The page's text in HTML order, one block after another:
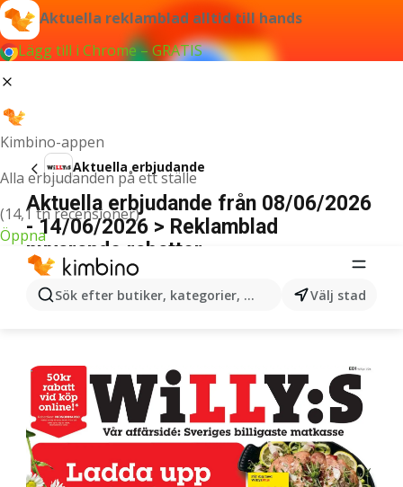
Aktuella reklamblad alltid till hands
Lägg till i Chrome – GRATIS
Kimbino-appen
Alla erbjudanden på ett ställe
(14,1 tn recensioner)
Öppna
Sök efter butiker, kategorier, produkter...Välj stad
Aktuella erbjudande
Aktuella erbjudande från 08/06/2026
- 14/06/2026 > Reklamblad
nuvarande rabatter